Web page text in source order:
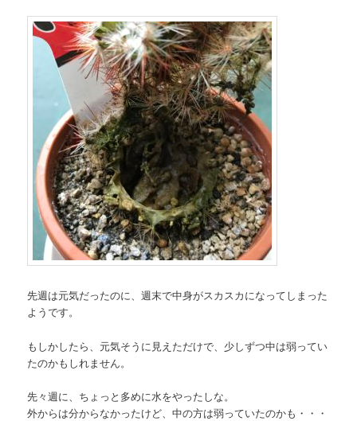
先週は元気だったのに、週末で中身がスカスカになってしまった
ようです。
もしかしたら、元気そうに見えただけで、少しずつ中は弱ってい
たのかもしれません。
先々週に、ちょっと多めに水をやったしな。
外からは分からなかったけど、中の方は弱っていたのかも・・・